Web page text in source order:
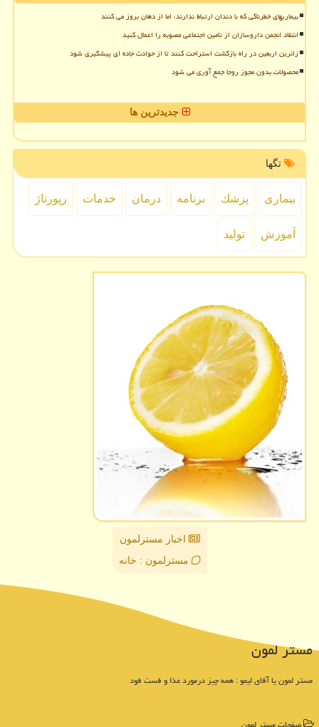
بیماریهای خطرناکی که با دندان ارتباط ندارند، اما از دهان بروز می کنند
انتقاد انجمن داروسازان از تأمین اجتماعی مصوبه را اعمال کنید
زائرین اربعین در راه بازگشت استراحت کنند تا از حوادث جاده ای پیشگیری شود
محصولات بدون مجوز روجا جمع آوری می شود
جدیدترین ها
تگها
بیماری پزشك برنامه درمان خدمات رپورتاژ
آموزش تولید
اخبار مسترلمون
مسترلمون : خانه
مستر لمون
مستر لمون یا آقای لیمو : همه چیز درمورد غذا و فست فود